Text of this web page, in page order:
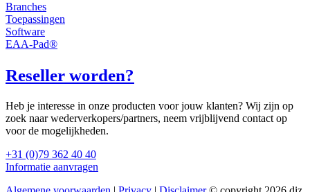
Branches
Toepassingen
Software
EAA-Pad®
Reseller worden?
Heb je interesse in onze producten voor jouw klanten? Wij zijn op
zoek naar wederverkopers/partners, neem vrijblijvend contact op
voor de mogelijkheden.
+31 (0)79 362 40 40
Informatie aanvragen